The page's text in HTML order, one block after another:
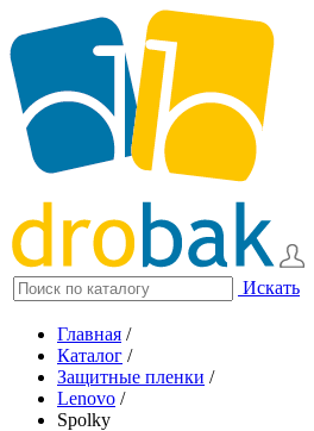
Искать
Главная /
Каталог /
Защитные пленки /
Lenovo /
Spolky